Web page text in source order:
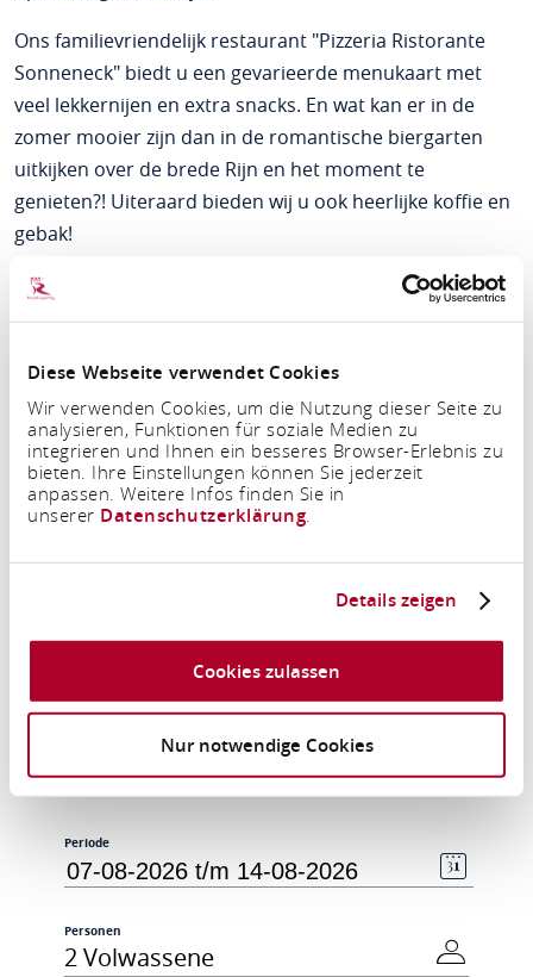
Diese Webseite verwendet Cookies
Wir verwenden Cookies, um die Nutzung dieser Seite zu
analysieren, Funktionen für soziale Medien zu
integrieren und Ihnen ein besseres Browser-Erlebnis zu
bieten. Ihre Einstellungen können Sie jederzeit
anpassen. Weitere Infos finden Sie in
unserer Datenschutzerklärung
Details zeigen
Cookies zulassen
Nur notwendige Cookies
Ons familievriendelijk restaurant "Pizzeria Ristorante
Sonneneck" biedt u een gevarieerde menukaart met
veel lekkernijen en extra snacks. En wat kan er in de
zomer mooier zijn dan in de romantische biergarten
uitkijken over de brede Rijn en het moment te
genieten?! Uiteraard bieden wij u ook heerlijke koffie en
gebak!
Ontdek het Rijnlandschap te voet, per fiets, schip of
auto. Er is voor elke smaak iets interessants te
wijngaarden zover het oog reikt, ook de aangrenzende
gebieden, zoals de Eifel en Mosel, zijn gemakkelijk
bereikbaar. Ze bieden u meer spannende excursies,
zoals het Vulkanpark de Eifelmaare of voor
autosportliefhebbers, de Nürburgring.
Periode
Personen
2 Volwassene